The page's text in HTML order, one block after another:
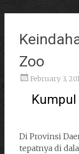
Zoo
February 3,
Kumpul
Di Provinsi
tepatnya di